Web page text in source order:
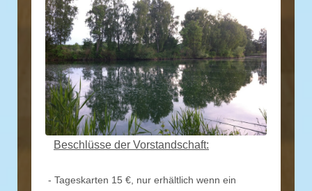
Beschlüsse der Vorstandschaft:
- Tageskarten 15 €, nur erhältlich wenn ein